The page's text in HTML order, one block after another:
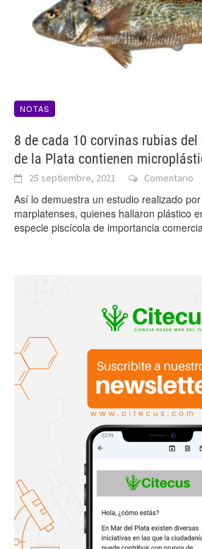
NOTAS
8 de cada 10 corvinas rubias
de la Plata contienen
25 septiembre, 2021 Comentario
Así lo demuestra un estudio realizado
marplatenses, quienes hallaron plástico
especie piscícola de importancia